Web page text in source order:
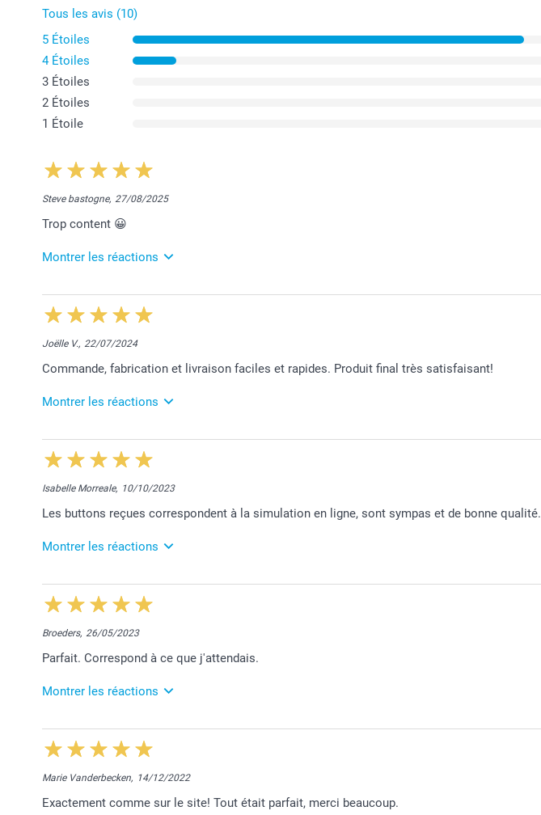
Tous les avis (10)
5 Étoiles
4 Étoiles
3 Étoiles
2 Étoiles
1 Étoile
Steve bastogne, 27/08/2025
Trop content 😀
Montrer les réactions
1/09/2025
14:44
Merci pour votre belle évaluation, Steve.
Belle journée à vous,
Joëlle V., 22/07/2024
Commande, fabrication et livraison faciles et rapides. Produit final très satisfaisant!
Montrer les réactions
23/07/2024
11:04
Bonjour Joëlle,
Isabelle Morreale, 10/10/2023
Les buttons reçues correspondent à la simulation en ligne, sont sympas et de bonne qualité.
Montrer les réactions
11/10/2023
13:03
Je vous remercie pour votre avis positif sur Trustpilot.
Lucie@smartphoto
Broeders, 26/05/2023
Parfait. Correspond à ce que j'attendais.
Montrer les réactions
1/06/2023
12:39
Merci pour vos 5 étoiles!
Lucie@smartphoto
Marie Vanderbecken, 14/12/2022
Exactement comme sur le site! Tout était parfait, merci beaucoup.